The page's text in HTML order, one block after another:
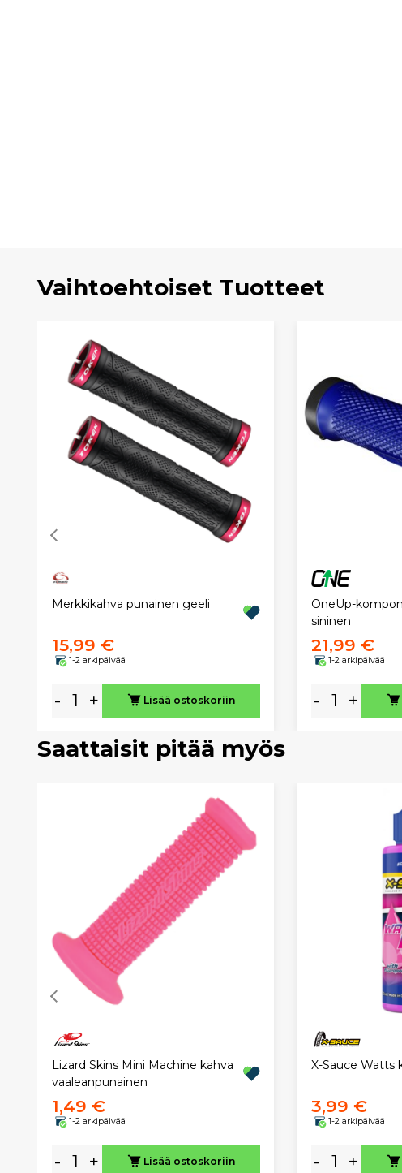
Vaihtoehtoiset Tuotteet
Merkkikahva punainen geeli
15,99 €
1-2 arkipäivää
- + Lisää ostoskoriin
OneUp-
sininen
21,99 €
1-2 arkipäivää
- +
Saattaisit pitää myös
Lizard Skins Mini Machine kahva
vaaleanpunainen
1,49 €
1-2 arkipäivää
- + Lisää ostoskoriin
X-Sauce Watts
3,99 €
1-2 arkipäivää
- +